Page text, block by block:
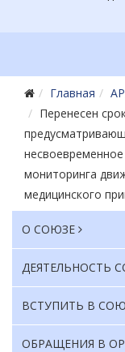
Главная
Перенесен
мониторинга
медицинского
О СОЮЗЕ
ДЕЯТЕЛЬНОСТЬ
ВСТУПИТЬ В
ОБРАЩЕНИЯ В